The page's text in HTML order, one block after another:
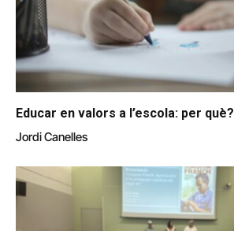
Educar en valors a l’escola: per què?
Jordi Canelles